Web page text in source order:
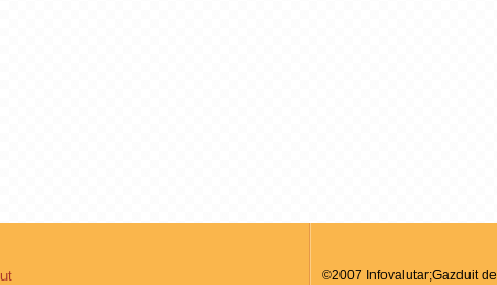
©2007 Infovalutar;Gazduit de